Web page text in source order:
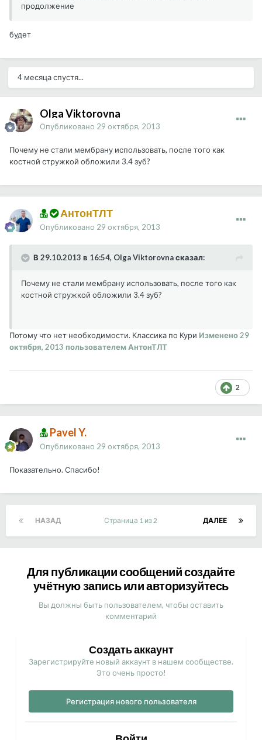
продолжение
будет
4 месяца спустя...
Olga Viktorovna
Опубликовано 29 октября, 2013
Почему не стали мембрану использовать, после того как
костной стружкой обложили 3.4 зуб?
АнтонТЛТ
Опубликовано 29 октября, 2013
В 29.10.2013 в 16:54, Olga Viktorovna сказал:
Почему не стали мембрану использовать, после того как
костной стружкой обложили 3.4 зуб?
Потому что нет необходимости. Классика по Кури Изменено29
октября, 2013 пользователем АнтонТЛТ
2
Pavel Y.
Опубликовано 29 октября, 2013
Показательно. Спасибо!
НАЗАД ДАЛЕЕ
Страница 1 из 2
Для публикации сообщений создайте
учётную запись или авторизуйтесь
Вы должны быть пользователем, чтобы оставить
комментарий
Создать аккаунт
Зарегистрируйте новый аккаунт в нашем сообществе.
Это очень просто!
Регистрация нового пользователя